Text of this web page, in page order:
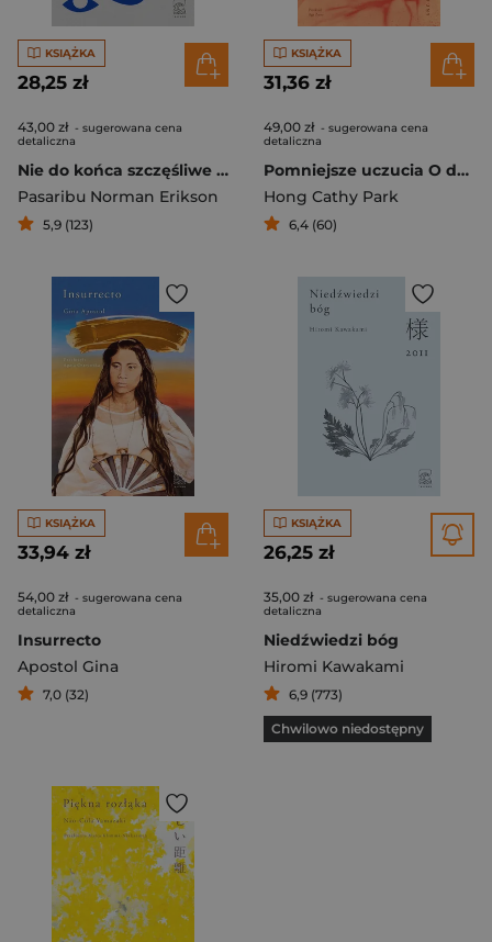
KSIĄŻKA
28,25 zł
43,00 zł - sugerowana cena
detaliczna
Nie do końca szczęśliwe historie
Pasaribu Norman Erikson
5,9 (123)
KSIĄŻKA
31,36 zł
49,00 zł - sugerowana cena
detaliczna
Pomniejsze uczucia O doświadczeniu azjoamerykańskości
Hong Cathy Park
6,4 (60)
KSIĄŻKA
33,94 zł
54,00 zł - sugerowana cena
detaliczna
Insurrecto
Apostol Gina
7,0 (32)
KSIĄŻKA
26,25 zł
35,00 zł - sugerowana cena
detaliczna
Niedźwiedzi bóg
Hiromi Kawakami
6,9 (773)
Chwilowo niedostępny